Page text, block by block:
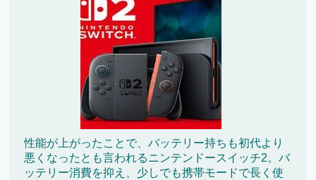
性能が上がったことで、バッテリー持ちも初代より
悪くなったとも言われるニンテンドースイッチ2。バ
ッテリー消費を抑え、少しでも携帯モードで長く使